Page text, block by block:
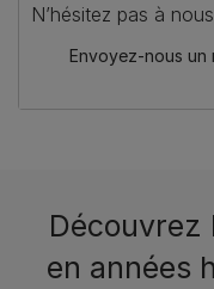
N’hésitez pas à
Envoyez-nous un
Découvrez
en années